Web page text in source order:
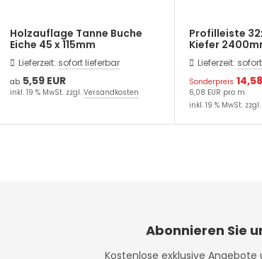
Holzauflage Tanne Buche
Eiche 45 x 115mm
Lieferzeit: sofort lieferbar
ab 5,59 EUR
inkl. 19 % MwSt. zzgl. Versandkosten
Profilleiste
Kiefer
Lieferzeit:
Sonderpreis
6,08 EUR pro m
inkl. 19 % MwSt. zzgl.
Abonnieren Sie
Kostenlose exklusive